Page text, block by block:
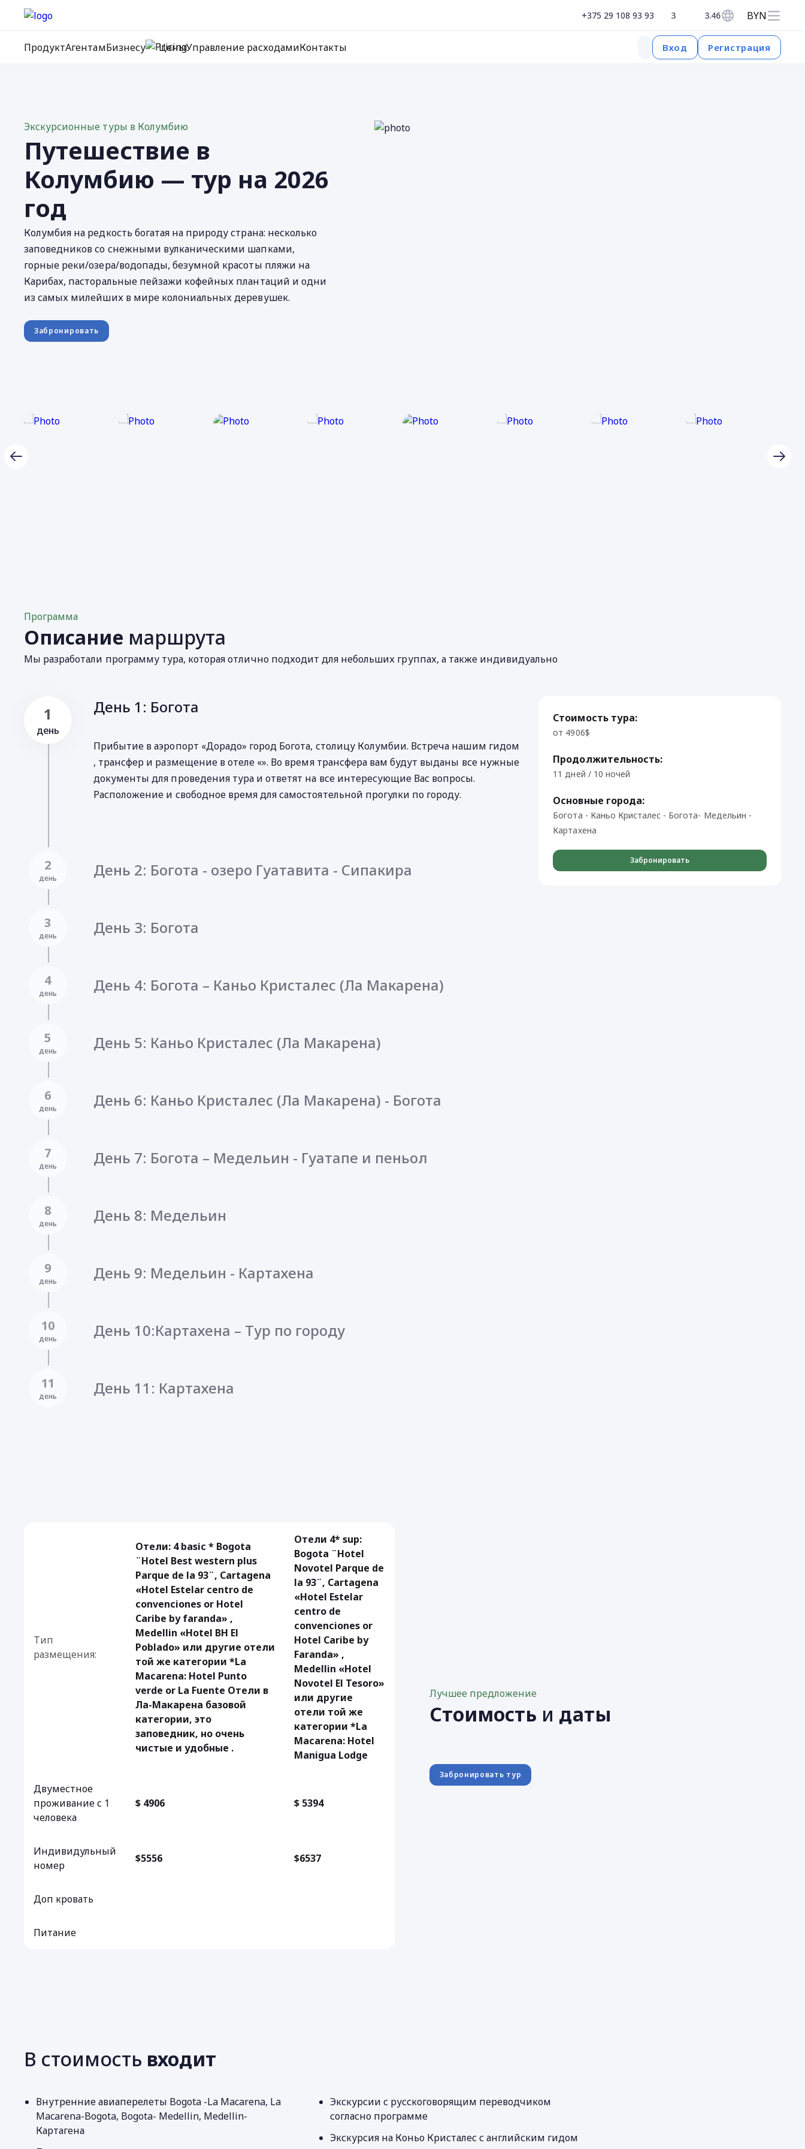
+375 29 108 93 93 3 3.46 BYN
ПродуктАгентамБизнесу ЦеныУправление расходамиКонтакты Вход Регистрация
Экскурсионные туры в Колумбию
Путешествие в
Колумбию — тур на 2026
год
Колумбия на редкость богатая на природу страна: несколько
заповедников со снежными вулканическими шапками,
горные реки/озера/водопады, безумной красоты пляжи на
Карибах, пасторальные пейзажи кофейных плантаций и одни
из самых милейших в мире колониальных деревушек.
Забронировать
Программа
Описание маршрута
Мы разработали программу тура, которая отлично подходит для небольших группах, а также индивидуально
1
день
День 1: Богота
Прибытие в аэропорт «Дорадо» город Богота, столицу Колумбии. Встреча нашим гидом
, трансфер и pазмещение в отеле «». Во время трансфера вам будут выданы все нужные
документы для проведения тура и ответят на все интересующие Вас вопросы.
Расположение и свободное время для самостоятельной прогулки по городу.
2
день День 2: Богота - озеро Гуатавита - Сипакира
3
день День 3: Богота
4
день День 4: Богота – Каньо Кристалес (Ла Макарена)
5
день День 5: Каньо Кристалес (Ла Макарена)
6
день День 6: Каньо Кристалес (Ла Макарена) - Богота
7
день День 7: Богота – Mедельин - Гуатапе и пeньол
8
день День 8: Mедельин
9
день День 9: Mедельин - Картахена
10
день День 10:Картахена – Тур по городу
11
день День 11: Картахена
Стоимость тура:
от 4906$
Продолжительность:
11 дней / 10 ночей
Основные города:
Богота - Каньо Кристалес - Богота- Meдельин -
Картахена
Забронировать
Тип
размещения:
Отели: 4 basic * Bogota
¨Hotel Best western plus
Parque de la 93¨, Cartagena
«Hotel Estelar centro de
convenciones or Hotel
Caribe by faranda» ,
Medellin «Hotel BH El
Poblado» или другие отели
той же категории *La
Macarena: Hotel Punto
verde or La Fuente Отели в
Ла-Макарена базовой
категории, это
заповедник, но очень
чистые и удобные .
Отели 4* sup:
Bogota ¨Hotel
Novotel Parque de
la 93¨, Cartagena
«Hotel Estelar
centro de
convenciones or
Hotel Caribe by
Faranda» ,
Medellin «Hotel
Novotel El Tesoro»
или другие
отели той же
категории *La
Macarena: Hotel
Manigua Lodge
Двуместное
проживание с 1
человека
$ 4906 $ 5394
Индивидульный
номер
$5556 $6537
Доп кровать
Питание
Лучшее предложение
Стоимость и даты
Забронировать тур
В стоимость входит
Внутренние авиаперелеты Bogota -La Macarena, La
Macarena-Bogota, Bogota- Medellin, Medellin-
Картагена
Экскурсии с русскоговорящим переводчиком
согласно программе
Экскурсия на Коньо Кристалес с английским гидом